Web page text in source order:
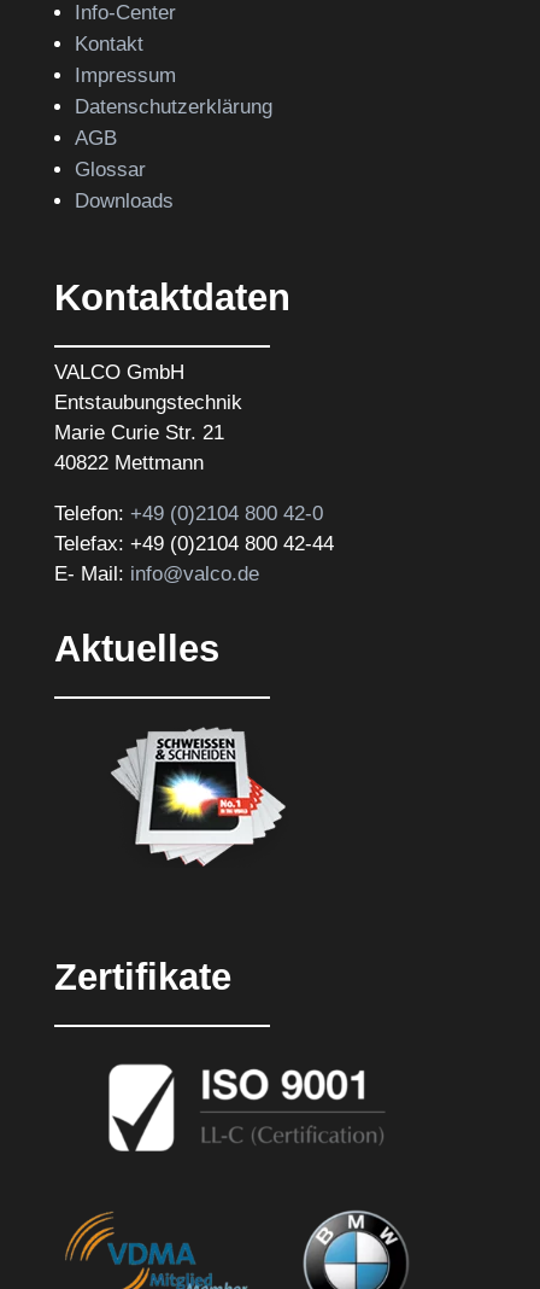
Info-Center
Kontakt
Impressum
Datenschutzerklärung
AGB
Glossar
Downloads
Kontaktdaten
VALCO GmbH
Entstaubungstechnik
Marie Curie Str. 21
40822 Mettmann
Telefon: +49 (0)2104 800 42-0
Telefax: +49 (0)2104 800 42-44
E- Mail: info@valco.de
Aktuelles
Zertifikate